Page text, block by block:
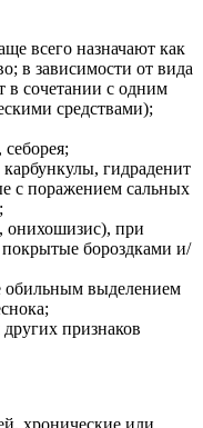
всего назначают как
в зависимости от вида
в сочетании с одним
средствами);
гидраденит
с поражением сальных
онихошизис), при
бороздками и/
обильным выделением
признаков